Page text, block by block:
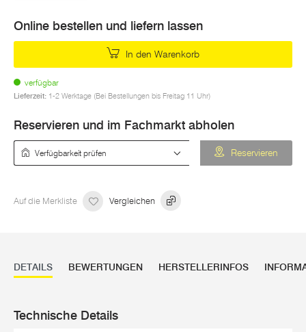
Online bestellen und liefern lassen
In den Warenkorb
verfügbar
Lieferzeit: 1-2 Werktage (Bei Bestellungen bis Freitag 11 Uhr)
Reservieren und im Fachmarkt abholen
Reservieren
Auf die Merkliste Vergleichen
DETAILS BEWERTUNGEN HERSTELLERINFOS
Technische Details